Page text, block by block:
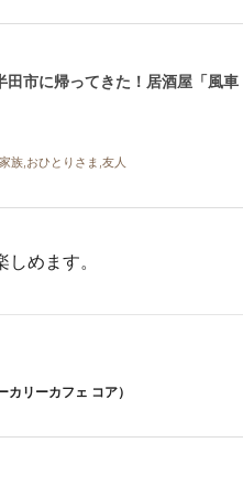
田市に帰ってきた！居酒屋「風車
族,おひとりさま,友人
めます。
カリーカフェ コア）